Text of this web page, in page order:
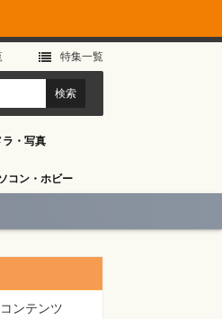
ラ・写真
コン・ホビー
特集⼀覧
ンテンツ